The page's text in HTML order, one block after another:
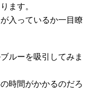
ます。
入っているか一目瞭
ルーを吸引してみま
時間がかかるのだろ